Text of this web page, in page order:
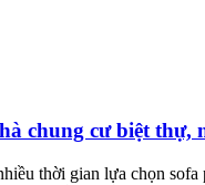
chung cư biệt thự,
thời gian lựa chọn